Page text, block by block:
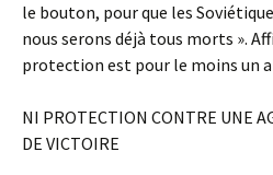
le bouton, pour que les
nous serons déjà tous morts ».
protection est pour le moins un
NI PROTECTION CONTRE UNE
DE VICTOIRE